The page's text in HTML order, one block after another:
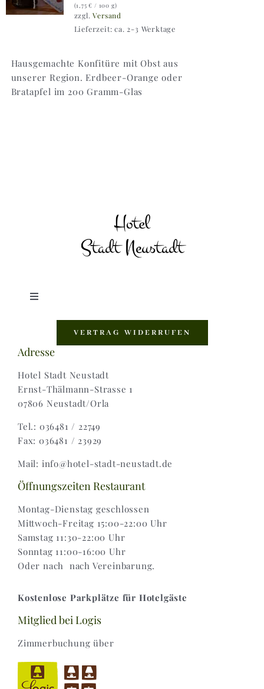
(1,75€ / 100 g)
zzgl.Versand
Lieferzeit: ca. 2-3 Werktage
Hausgemachte Konfitüre mit Obst aus
unserer Region. Erdbeer-Orange oder
Bratapfel im 200 Gramm-Glas
Toggle
Zahlungsweisen |
Widerruf |
Versand & Lieferung
VERTRAG WIDERRUFEN
Adresse
Hotel Stadt Neustadt
Ernst-Thälmann-Strasse 1
07806 Neustadt/Orla
Tel.: 036481 / 22749
Fax: 036481 / 23929
Mail: info@hotel-stadt-neustadt.de
Öffnungszeiten Restaurant
Montag-Dienstag geschlossen
Mittwoch-Freitag 15:00-22:00 Uhr
Samstag 11:30-22:00 Uhr
Sonntag 11:00-16:00 Uhr
Oder nach nach Vereinbarung.
Kostenlose Parkplätze für Hotelgäste
Mitglied bei Logis
Zimmerbuchung über